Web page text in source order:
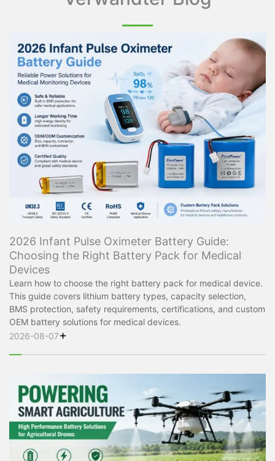
2026 Infant Pulse Oximeter Battery Guide:
Choosing the Right Battery Pack for Medical
Devices
Learn how to choose the right battery pack for medical device.
This guide covers lithium battery types, capacity selection,
BMS protection, safety requirements, certifications, and custom
OEM battery solutions for medical devices.
2026-08-07+